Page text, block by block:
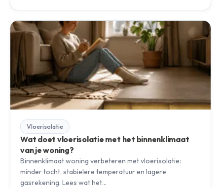
Vloerisolatie
Wat doet vloerisolatie met het binnenklimaat
van je woning?
Binnenklimaat woning verbeteren met vloerisolatie:
minder tocht, stabielere temperatuur en lagere
gasrekening. Lees wat het…